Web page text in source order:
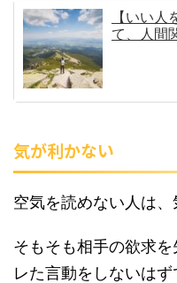
【いい
て、人間
気が利かない
空気を読めない人は、
そもそも相手の欲求
レた言動をしないはず